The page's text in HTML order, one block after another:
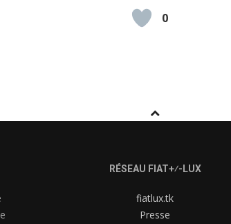
0
RÉSEAU FIAT+⁄-LUX
fiatlux.tk
Presse